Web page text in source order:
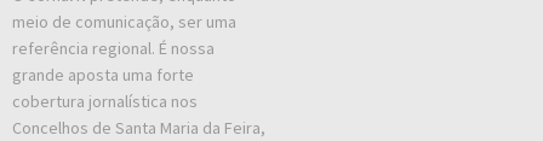
meio de comunicação, ser uma
referência regional. É nossa
grande aposta uma forte
cobertura jornalística nos
Concelhos de Santa Maria da Feira,